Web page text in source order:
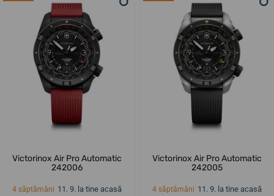
Victorinox Air Pro Automatic
242006
4 săptămâni 11. 9. la tine acasă
Victorinox Air Pro Automatic
242005
4 săptămâni 11. 9. la tine acasă